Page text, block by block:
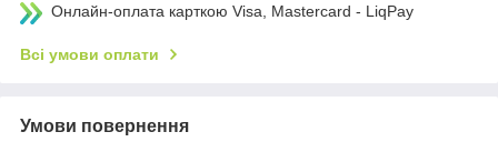
Онлайн-оплата карткою Visa, Mastercard - LiqPay
Всі умови оплати
Умови повернення